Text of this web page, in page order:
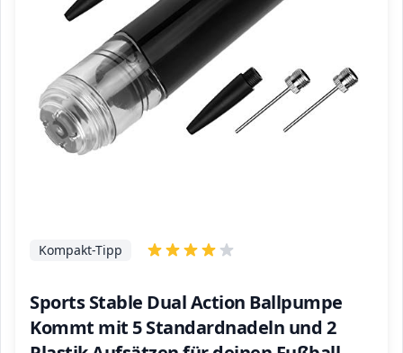
Sports Stable Dual Action Ballpumpe
Kommt mit 5 Standardnadeln und 2
Kompakt-Tipp